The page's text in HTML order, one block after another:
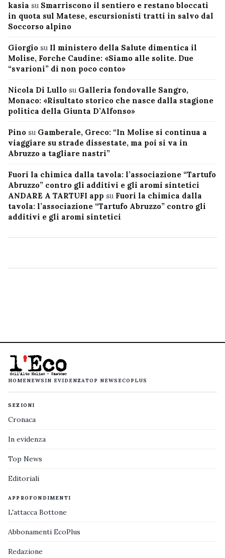
kasia su Smarriscono il sentiero e restano bloccati
in quota sul Matese, escursionisti tratti in salvo dal
Soccorso alpino
Giorgio su Il ministero della Salute dimentica il
Molise, Forche Caudine: «Siamo alle solite. Due
“svarioni” di non poco conto»
Nicola Di Lullo su Galleria fondovalle Sangro,
Monaco: «Risultato storico che nasce dalla stagione
politica della Giunta D’Alfonso»
Pino su Gamberale, Greco: “In Molise si continua a
viaggiare su strade dissestate, ma poi si va in
Abruzzo a tagliare nastri”
Fuori la chimica dalla tavola: l’associazione “Tartufo
Abruzzo” contro gli additivi e gli aromi sintetici
ANDARE A TARTUFI app su Fuori la chimica dalla
tavola: l’associazione “Tartufo Abruzzo” contro gli
additivi e gli aromi sintetici
HOMENEWS IN EVIDENZATOP NEWS ECOPLUS
SEZIONI
Cronaca
In evidenza
Top News
Editoriali
APPROFONDIMENTI
L'attacca Bottone
Abbonamenti EcoPlus
Redazione